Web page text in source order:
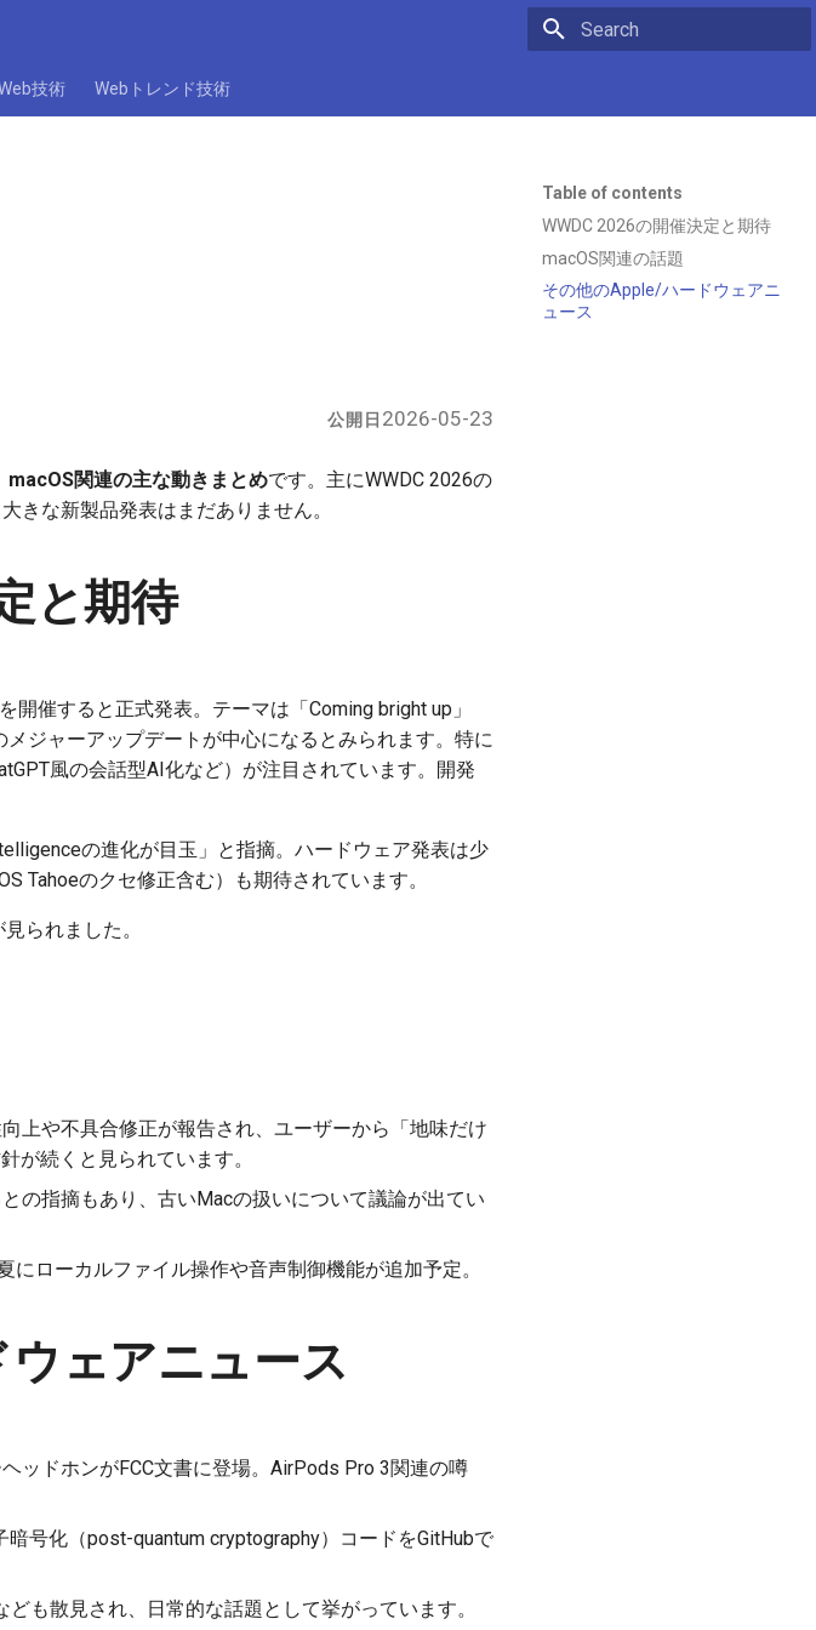
技術 Webトレンド技術
Table of contents
WWDC 2026の開催決定と期待
macOS関連の話題
その他のApple/ハードウェアニ
ュース
公開日 2026-05-23
関連の主な動きまとめです。主にWWDC 2026の
きな新製品発表はまだありません。
と期待
開催すると正式発表。テーマは「Coming bright up」
メジャーアップデートが中心になるとみられます。特に
風の会話型AI化など）が注目されています。開発
の進化が目玉」と指摘。ハードウェア発表は少
Tahoeのクセ修正含む）も期待されています。
られました。
向上や不具合修正が報告され、ユーザーから「地味だけ
が続くと見られています。
の指摘もあり、古いMacの扱いについて議論が出てい
ローカルファイル操作や音声制御機能が追加予定。
ェアニュース
ッドホンがFCC文書に登場。AirPods Pro 3関連の噂
号化（post-quantum cryptography）コードをGitHubで
も散見され、日常的な話題として挙がっています。